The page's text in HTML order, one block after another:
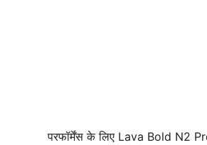
परफॉर्मेंस के लिए Lava Bold N2